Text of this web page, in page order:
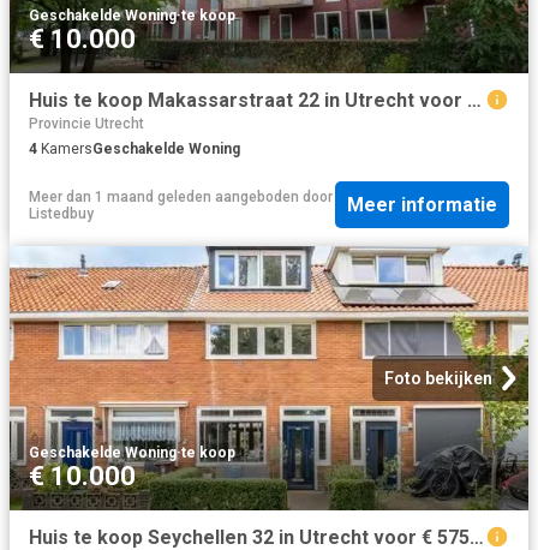
Geschakelde Woning·te koop
€ 10.000
Huis te koop Makassarstraat 22 in Utrecht voor € 495.000
Provincie Utrecht
4 KamersGeschakelde Woning
Meer dan 1 maand geleden aangeboden door
Listedbuy
Meer informatie
Foto bekijken
Geschakelde Woning·te koop
€ 10.000
Huis te koop Seychellen 32 in Utrecht voor € 575.000